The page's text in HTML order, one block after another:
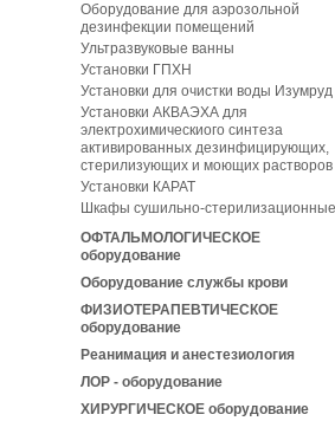
Оборудование для аэрозольной
дезинфекции помещений
Ультразвуковые ванны
Установки ГПХН
Установки для очистки воды Изумруд
Установки АКВАЭХА для
электрохимическиого синтеза
активированных дезинфицирующих,
стерилизующих и моющих растворов
Установки КАРАТ
Шкафы сушильно-стерилизационные
ОФТАЛЬМОЛОГИЧЕСКОЕ
оборудование
Оборудование службы крови
ФИЗИОТЕРАПЕВТИЧЕСКОЕ
оборудование
Реанимация и анестезиология
ЛОР - оборудование
ХИРУРГИЧЕСКОЕ оборудование